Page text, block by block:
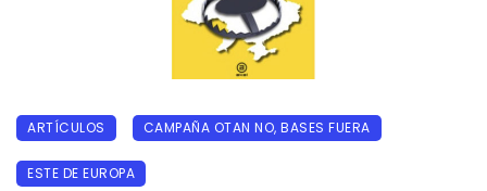
ARTÍCULOS CAMPAÑA OTAN NO, BASES FUERA
ESTE DE EUROPA